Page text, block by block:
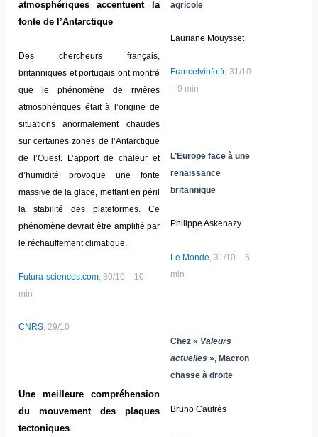
agricole
Lauriane Mouysset
Francetvinfo.fr, 31/10
– 9 min
L’Europe face à une
renaissance
britannique
Philippe Askenazy
Le Monde , 31/10 – 5
min
Chez « Valeurs
actuelles », Macron
chasse à droite
Bruno Cautrès
atmosphériques accentuent la
fonte de l’Antarctique
Des chercheurs français,
britanniques et portugais ont montré
que le phénomène de rivières
atmosphériques était à l’origine de
situations anormalement chaudes
sur certaines zones de l’Antarctique
de l’Ouest. L’apport de chaleur et
d’humidité provoque une fonte
massive de la glace, mettant en péril
la stabilité des plateformes. Ce
phénomène devrait être amplifié par
le réchauffement climatique.
Futura-sciences.com, 30/10 – 10
min
CNRS, 29/10
Une meilleure compréhension
du mouvement des plaques
tectoniques